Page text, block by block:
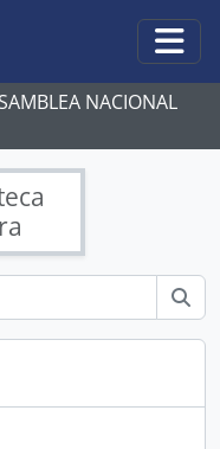
NACIONAL